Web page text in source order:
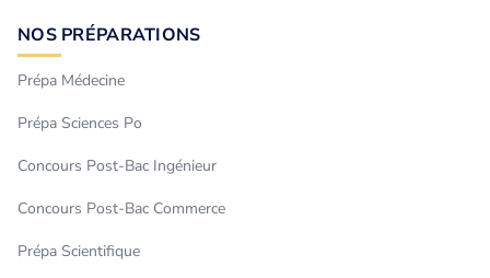
NOS PRÉPARATIONS
Prépa Médecine
Prépa Sciences Po
Concours Post-Bac Ingénieur
Concours Post-Bac Commerce
Prépa Scientifique